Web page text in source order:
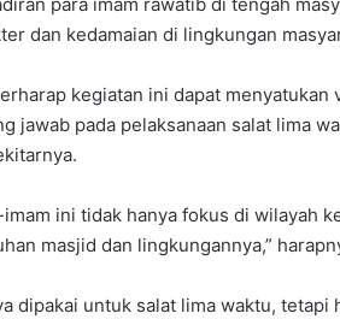
dan kedamaian di lingkungan
kegiatan ini dapat menyatukan
jawab pada pelaksanaan salat lima
ini tidak hanya fokus di wilayah
masjid dan lingkungannya,”
dipakai untuk salat lima waktu,